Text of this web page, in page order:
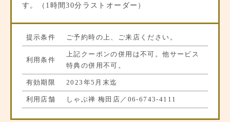
す。（1時間30分ラストオーダー）
提示条件 ご予約時の上、ご来店ください。
利用条件
上記クーポンの併用は不可。他サービス
特典の併用不可。
有効期限 2023年5月末迄
利用店舗 しゃぶ禅 梅田店／ 06-6743-4111